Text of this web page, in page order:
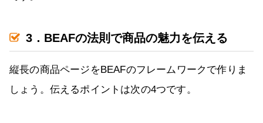
3．BEAFの法則で商品の魅力を伝える
縦長の商品ページをBEAFのフレームワークで作りま
しょう。伝えるポイントは次の4つです。